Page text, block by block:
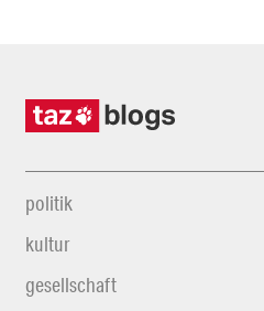
politik
kultur
gesellschaft